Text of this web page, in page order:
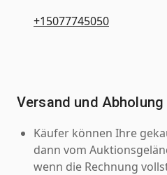
+15077745050
Versand und Abholung
Käufer können Ihre
dann vom
wenn die Rechnung